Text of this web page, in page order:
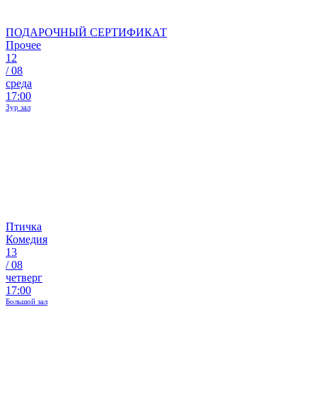
ПОДАРОЧНЫЙ СЕРТИФИКАТ
Прочее
12
/08
среда
17:00
Зур зал
Птичка
Комедия
13
/08
четверг
17:00
Большой зал